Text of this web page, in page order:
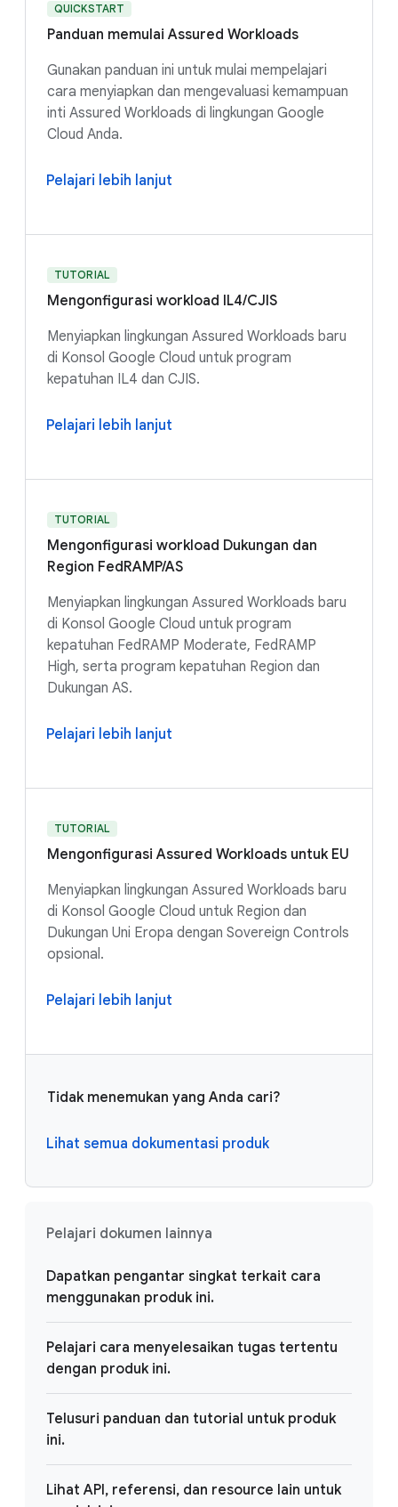
QUICKSTART
Panduan memulai Assured Workloads
Gunakan panduan ini untuk mulai mempelajari
cara menyiapkan dan mengevaluasi kemampuan
inti Assured Workloads di lingkungan Google
Cloud Anda.
Pelajari lebih lanjut
TUTORIAL
Mengonfigurasi workload IL4/CJIS
Menyiapkan lingkungan Assured Workloads baru
di Konsol Google Cloud untuk program
kepatuhan IL4 dan CJIS.
Pelajari lebih lanjut
TUTORIAL
Mengonfigurasi workload Dukungan dan
Region FedRAMP/AS
Menyiapkan lingkungan Assured Workloads baru
di Konsol Google Cloud untuk program
kepatuhan FedRAMP Moderate, FedRAMP
High, serta program kepatuhan Region dan
Dukungan AS.
Pelajari lebih lanjut
TUTORIAL
Mengonfigurasi Assured Workloads untuk EU
Menyiapkan lingkungan Assured Workloads baru
di Konsol Google Cloud untuk Region dan
Dukungan Uni Eropa dengan Sovereign Controls
opsional.
Pelajari lebih lanjut
Tidak menemukan yang Anda cari?
Lihat semua dokumentasi produk
Pelajari dokumen lainnya
Dapatkan pengantar singkat terkait cara
menggunakan produk ini.
Pelajari cara menyelesaikan tugas tertentu
dengan produk ini.
Telusuri panduan dan tutorial untuk produk
ini.
Lihat API, referensi, dan resource lain untuk